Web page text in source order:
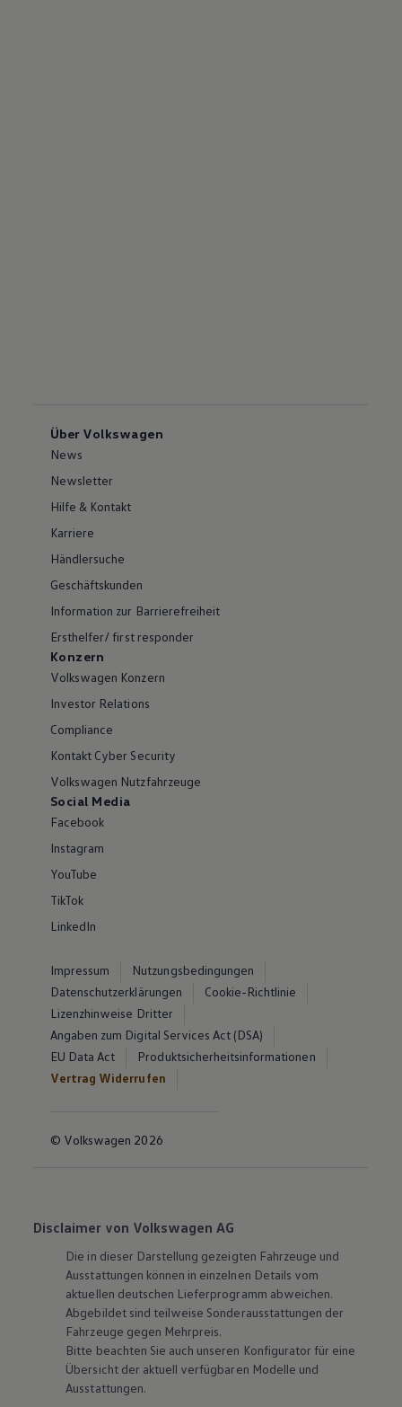
Über Volkswagen
News
Newsletter
Hilfe & Kontakt
Karriere
Händlersuche
Geschäftskunden
Information zur Barrierefreiheit
Ersthelfer/ first responder
Konzern
Volkswagen Konzern
Investor Relations
Compliance
Kontakt Cyber Security
Volkswagen Nutzfahrzeuge
Social Media
Facebook
Instagram
YouTube
TikTok
LinkedIn
Impressum
Nutzungsbedingungen
Datenschutzerklärungen
Cookie-Richtlinie
Lizenzhinweise Dritter
Angaben zum Digital Services Act (DSA)
EU Data Act
Produktsicherheitsinformationen
Vertrag Widerrufen
© Volkswagen 2026
Disclaimer von Volkswagen AG
Die in dieser Darstellung gezeigten Fahrzeuge und
Ausstattungen können in einzelnen Details vom
aktuellen deutschen Lieferprogramm abweichen.
Abgebildet sind teilweise Sonderausstattungen der
Fahrzeuge gegen Mehrpreis.
Bitte beachten Sie auch unseren Konfigurator für eine
Übersicht der aktuell verfügbaren Modelle und
Ausstattungen.